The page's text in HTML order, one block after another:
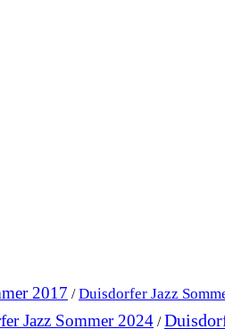
2017 /Duisdorfer Jazz
Jazz Sommer 2024 /